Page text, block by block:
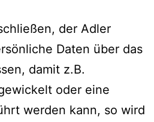
der Adler
Daten über das
damit z.B.
oder eine
werden kann, so wird